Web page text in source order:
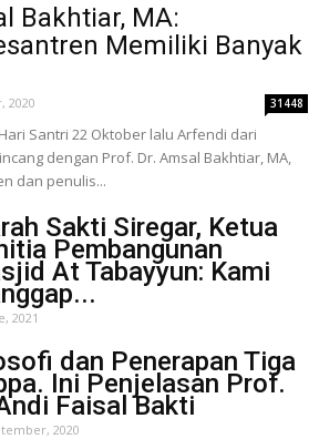
Bakhtiar, MA:
Memiliki Banyak
2020 31448
Santri 22 Oktober lalu Arfendi dari
dengan Prof. Dr. Amsal Bakhtiar, MA,
dan penulis...
Sakti Siregar, Ketua
Pembangunan
At Tabayyun: Kami
2021
dan Penerapan Tiga
Ini Penjelasan Prof.
Faisal Bakti
2020